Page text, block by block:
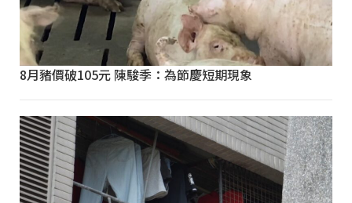
8月豬價破105元 陳駿季：為節慶短期現象